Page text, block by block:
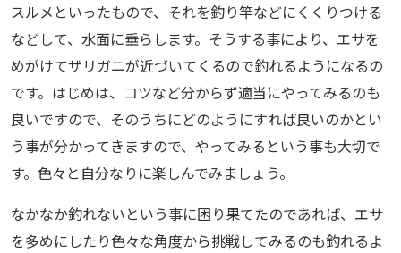
スルメといったもので、それを釣り竿などにくくりつける
などして、水面に垂らします。そうする事により、エサを
めがけてザリガニが近づいてくるので釣れるようになるの
です。はじめは、コツなど分からず適当にやってみるのも
良いですので、そのうちにどのようにすれば良いのかとい
う事が分かってきますので、やってみるという事も大切で
す。色々と自分なりに楽しんでみましょう。
なかなか釣れないという事に困り果てたのであれば、エサ
を多めにしたり色々な角度から挑戦してみるのも釣れるよ